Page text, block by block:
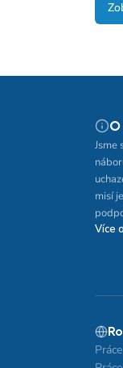
Jsme
misí
Více